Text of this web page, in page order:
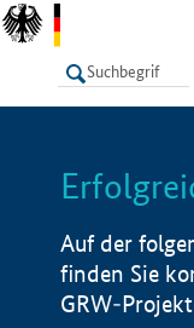
LISTE
Auf der
finden Sie
GRW-